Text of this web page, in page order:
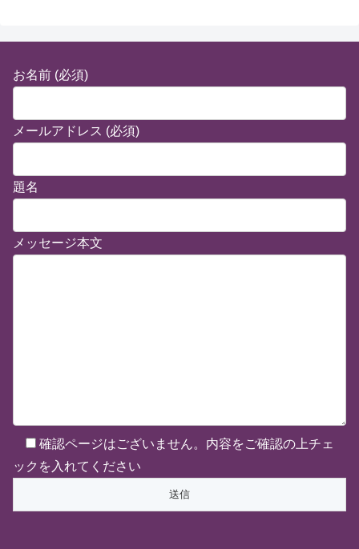
お名前 (必須)
メールアドレス (必須)
題名
メッセージ本文
確認ページはございません。内容をご確認の上チェ
ックを入れてください